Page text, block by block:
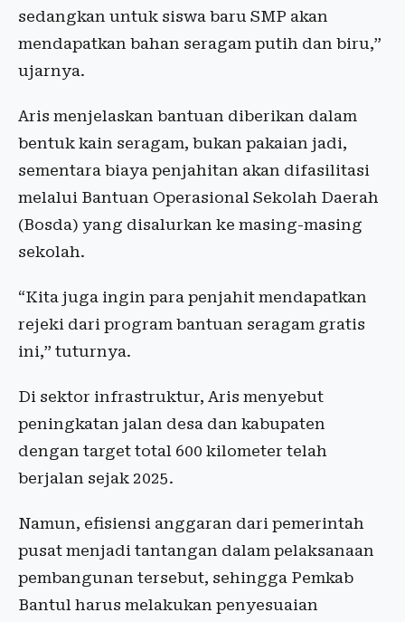
sedangkan untuk siswa baru SMP akan
mendapatkan bahan seragam putih dan biru,”
ujarnya.
Aris menjelaskan bantuan diberikan dalam
bentuk kain seragam, bukan pakaian jadi,
sementara biaya penjahitan akan difasilitasi
melalui Bantuan Operasional Sekolah Daerah
(Bosda) yang disalurkan ke masing-masing
sekolah.
“Kita juga ingin para penjahit mendapatkan
rejeki dari program bantuan seragam gratis
ini,” tuturnya.
Di sektor infrastruktur, Aris menyebut
peningkatan jalan desa dan kabupaten
dengan target total 600 kilometer telah
berjalan sejak 2025.
Namun, efisiensi anggaran dari pemerintah
pusat menjadi tantangan dalam pelaksanaan
pembangunan tersebut, sehingga Pemkab
Bantul harus melakukan penyesuaian